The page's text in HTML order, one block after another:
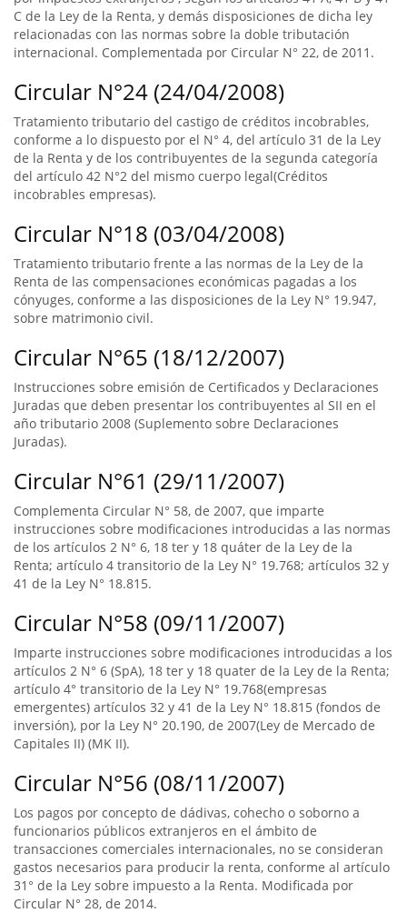
C de la Ley de la Renta, y demás disposiciones de dicha ley
relacionadas con las normas sobre la doble tributación
internacional. Complementada por Circular N° 22, de 2011.
Circular N°24 (24/04/2008)
Tratamiento tributario del castigo de créditos incobrables,
conforme a lo dispuesto por el N° 4, del artículo 31 de la Ley
de la Renta y de los contribuyentes de la segunda categoría
del artículo 42 N°2 del mismo cuerpo legal(Créditos
incobrables empresas).
Circular N°18 (03/04/2008)
Tratamiento tributario frente a las normas de la Ley de la
Renta de las compensaciones económicas pagadas a los
cónyuges, conforme a las disposiciones de la Ley N° 19.947,
sobre matrimonio civil.
Circular N°65 (18/12/2007)
Instrucciones sobre emisión de Certificados y Declaraciones
Juradas que deben presentar los contribuyentes al SII en el
año tributario 2008 (Suplemento sobre Declaraciones
Juradas).
Circular N°61 (29/11/2007)
Complementa Circular N° 58, de 2007, que imparte
instrucciones sobre modificaciones introducidas a las normas
de los artículos 2 N° 6, 18 ter y 18 quáter de la Ley de la
Renta; artículo 4 transitorio de la Ley N° 19.768; artículos 32 y
41 de la Ley N° 18.815.
Circular N°58 (09/11/2007)
Imparte instrucciones sobre modificaciones introducidas a los
artículos 2 N° 6 (SpA), 18 ter y 18 quater de la Ley de la Renta;
artículo 4° transitorio de la Ley N° 19.768(empresas
emergentes) artículos 32 y 41 de la Ley N° 18.815 (fondos de
inversión), por la Ley N° 20.190, de 2007(Ley de Mercado de
Capitales II) (MK II).
Circular N°56 (08/11/2007)
Los pagos por concepto de dádivas, cohecho o soborno a
funcionarios públicos extranjeros en el ámbito de
transacciones comerciales internacionales, no se consideran
gastos necesarios para producir la renta, conforme al artículo
31° de la Ley sobre impuesto a la Renta. Modificada por
Circular N° 28, de 2014.